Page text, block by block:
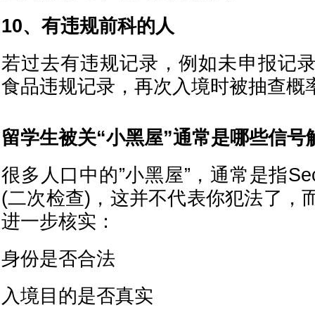
10、有违规前科的人
若过去有违规记录，例如未申报记
食品违规记录，再次入境时被抽查概
留学生被关“小黑屋”通常是哪些信号
很多人口中的”小黑屋”，通常是指
(二次检查)，这并不代表你犯法了，
进一步核实：
身份是否合法
入境目的是否真实